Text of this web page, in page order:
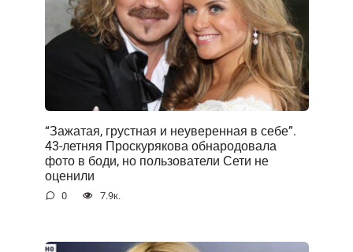
“Зажатая, грустная и неуверенная в себе”.
43-летняя Проскурякова обнародовала
фото в боди, но пользователи Сети не
оценили
0 7.9к.